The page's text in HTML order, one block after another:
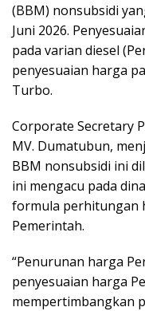
(BBM) nonsubsidi
Juni 2026.
pada varian diesel
penyesuaian harga
Turbo.
Corporate Secretary
MV. Dumatubun,
BBM nonsubsidi ini
ini mengacu pada
formula perhitungan
Pemerintah.
“Penurunan harga
penyesuaian harga
mempertimbangkan